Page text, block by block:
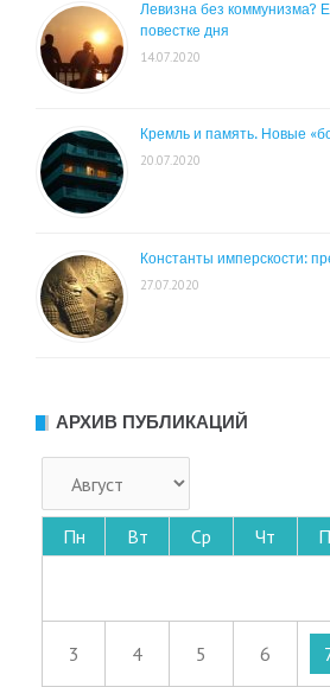
Левизна без коммунизма?
повестке дня
14.07.2020
Кремль и память. Новые
20.07.2020
Константы имперскости:
27.07.2020
АРХИВ ПУБЛИКАЦИЙ
Пн Вт Ср Чт
3 4 5 6